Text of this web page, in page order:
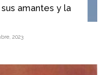
sus amantes y la
2023